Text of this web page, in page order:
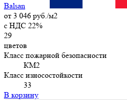
Balsan
от 3 046 руб./м2
c НДС 22%
29
цветов
Класс пожарной безопасности
КМ2
Класс износостойкости
33
В корзину